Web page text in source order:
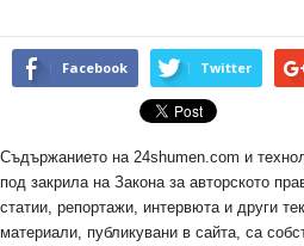
Facebook Twitter
Съдържанието на 24shumen.com и
под закрила на Закона за авторското
статии, репортажи, интервюта и други
материали, публикувани в сайта, са